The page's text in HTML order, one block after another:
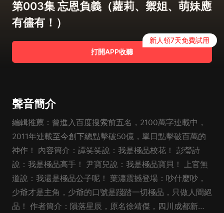
第003集 忘恩負義（蘿莉、禦姐、萌妹應
有儘有！）
打開APP收聽
新人領7天免費試用
聲音簡介
編輯推薦：曾進入百度搜索前五名，2100萬字連載中，
2011年連載至今創下總點擊破50億，單日點擊破百萬的
神作！ 內容簡介：譚笑笑說：我是極品校花！ 彭瑩詩
說：我是極品高手！ 尹寶兒說：我是極品寶貝！ 上官無
道說：我還是極品公子呢！ 葉瀟震撼登場：吵什麼吵，
少爺才是主角，少爺的口號是踐踏一切極品，只做人間絕
品！ 作者簡介：隕落星辰，原名徐靖傑，四川成都新津